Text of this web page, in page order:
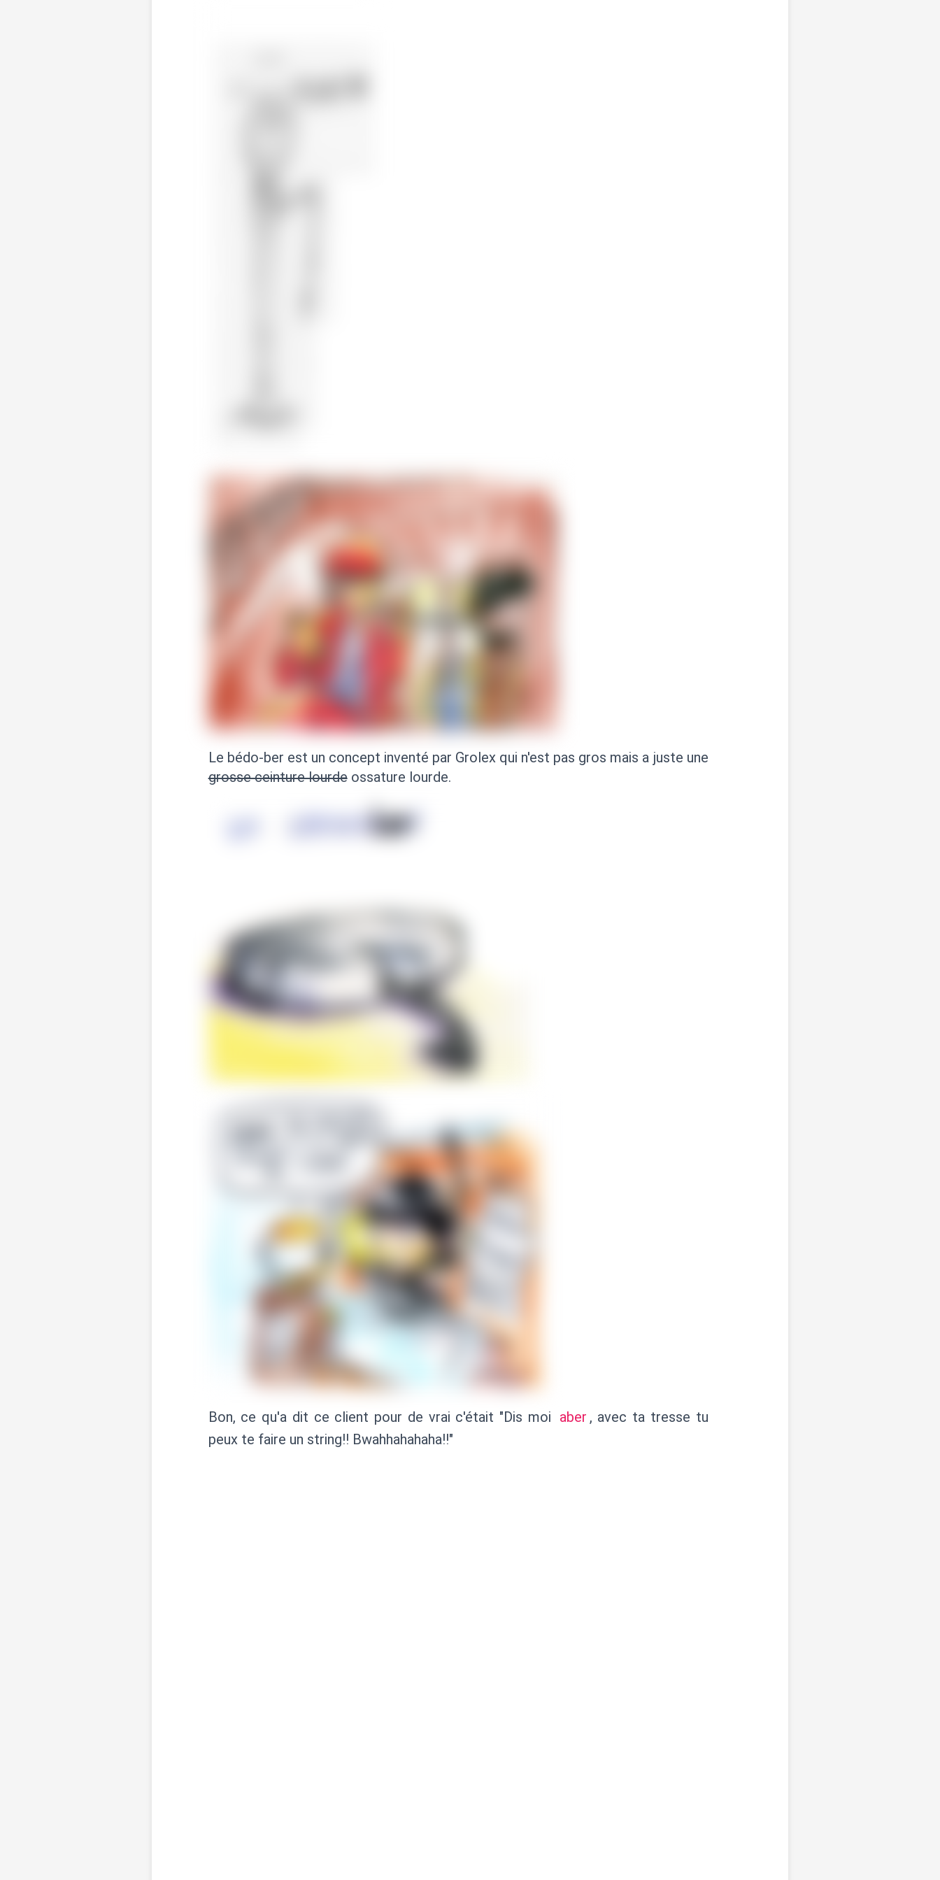
Le bédo-ber est un concept inventé par Grolex qui n'est pas gros mais a juste une
grosse ceinture lourdeossature lourde.
Bon, ce qu'a dit ce client pour de vrai c'était "Dis moi aber , avec ta tresse tu
peux te faire un string!! Bwahhahahaha!!"